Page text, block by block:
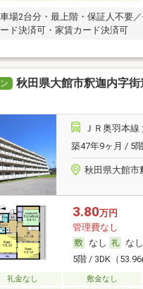
場2台分・最上階・保証人不要
ド決済可・家賃カード決済可
秋田県大館市釈迦内字
ＪＲ奥羽本線
築47年9ヶ月 / 5
秋田県大館市
3.80万円
管理費なし
なし
なし
5階 / 3DK（
礼金なし 敷金なし